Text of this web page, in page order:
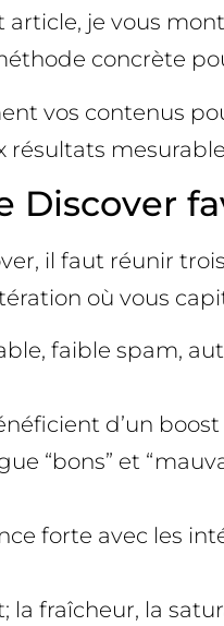
article, je vous
concrète
vos contenus
résultats
Discover
il faut réunir
où vous
faible spam,
d’un
“bons” et
forte avec les
la fraîcheur, la